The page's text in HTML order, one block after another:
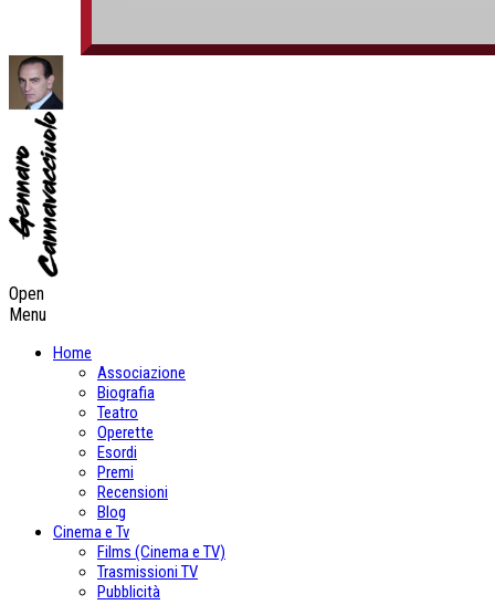
Open
Menu
Home
Associazione
Biografia
Teatro
Operette
Esordi
Premi
Recensioni
Blog
Cinema e Tv
Films (Cinema e TV)
Trasmissioni TV
Pubblicità